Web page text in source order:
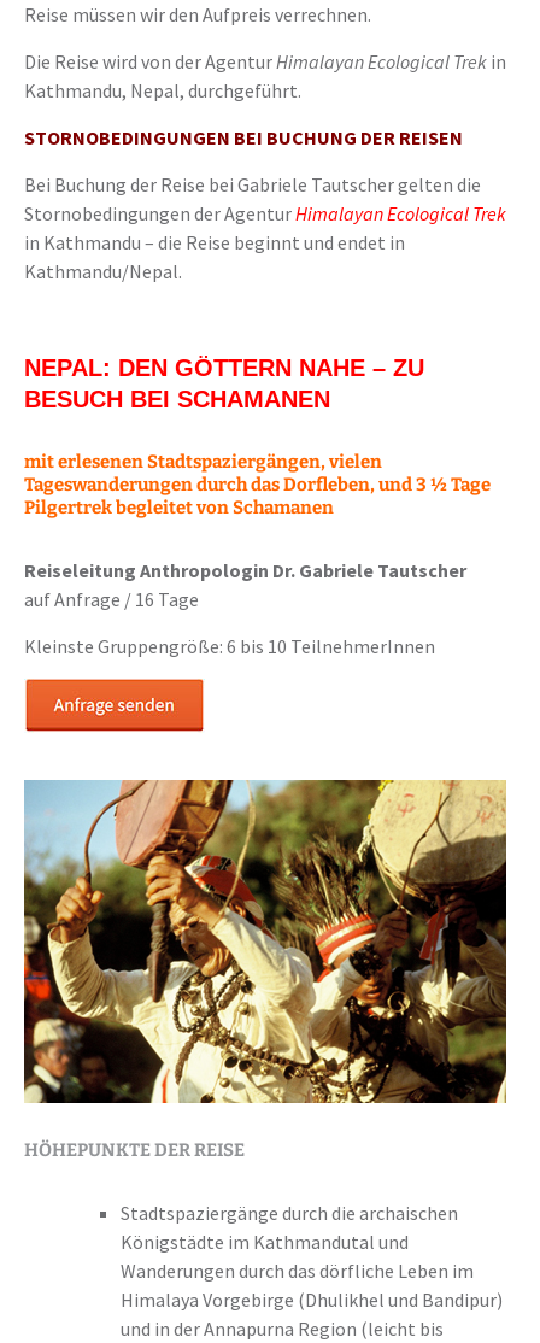
Reise müssen wir den Aufpreis verrechnen.
Die Reise wird von der AgenturHimalayan Ecological Trek in
Kathmandu, Nepal, durchgeführt.
STORNOBEDINGUNGEN BEI BUCHUNG DER REISEN
Bei Buchung der Reise bei Gabriele Tautscher gelten die
Stornobedingungen der AgenturHimalayan Ecological Trek
in Kathmandu – die Reise beginnt und endet in
Kathmandu/Nepal.
NEPAL: DEN GÖTTERN NAHE – ZU
BESUCH BEI SCHAMANEN
mit erlesenen Stadtspaziergängen, vielen
Tageswanderungen durch das Dorfleben, und 3 ½ Tage
Pilgertrek begleitet von Schamanen
Reiseleitung Anthropologin Dr. Gabriele Tautscher
auf Anfrage / 16 Tage
Kleinste Gruppengröße: 6 bis 10 TeilnehmerInnen
HÖHEPUNKTE DER REISE
Stadtspaziergänge durch die archaischen
Königstädte im Kathmandutal und
Wanderungen durch das dörfliche Leben im
Himalaya Vorgebirge (Dhulikhel und Bandipur)
und in der Annapurna Region (leicht bis